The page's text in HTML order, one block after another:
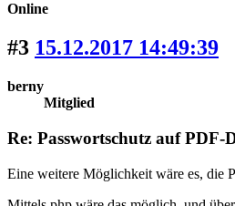
Online
#3 15.12.2017 14:49:39
berny
Mitglied
Re: Passwortschutz auf PDF-
Eine weitere Möglichkeit wäre es, die